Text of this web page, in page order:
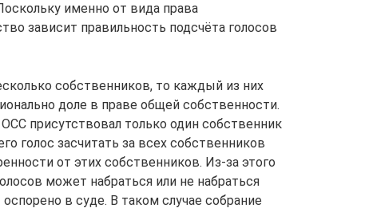
именно от вида права
зависит правильность подсчёта голосов
собственников, то каждый из них
доле в праве общей собственности.
присутствовал только один собственник
голос засчитать за всех собственников
от этих собственников. Из-за этого
может набраться или не набраться
в суде. В таком случае собрание